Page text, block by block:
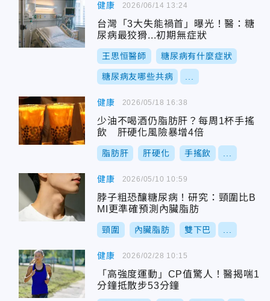
健康
台灣「3大失能禍首」曝光！醫：糖
尿病最狡猾...初期無症狀
王思恒醫師 糖尿病有什麼症狀
糖尿病友哪些共病
2026/06/14 13:24
健康
少油不喝酒仍脂肪肝？每周1杯手搖
飲 肝硬化風險暴增4倍
脂肪肝 肝硬化 手搖飲
2026/05/18 16:38
健康
脖子粗恐釀糖尿病！研究：頸圍比B
MI更準確預測內臟脂肪
頸圍 內臟脂肪 雙下巴
2026/05/10 10:59
健康
「高強度運動」CP值驚人！醫揭喘1
分鐘抵散步53分鐘
2026/02/28 10:15